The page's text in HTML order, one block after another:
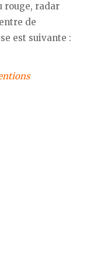
rouge, radar
de
est suivante :